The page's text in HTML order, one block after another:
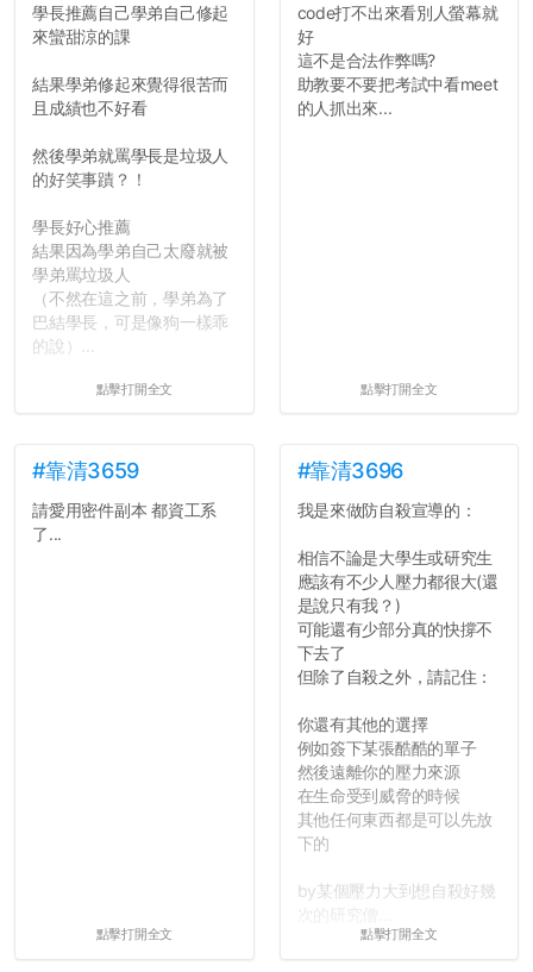
關，就當最後一天發個牢騷
吧XD，祝學弟妹們修課順利
學長推薦自己學弟自己修起
來蠻甜涼的課
結果學弟修起來覺得很苦而
且成績也不好看
然後學弟就罵學長是垃圾人
的好笑事蹟？！
學長好心推薦
結果因為學弟自己太廢就被
學弟罵垃圾人
（不然在這之前，學弟為了
巴結學長，可是像狗一樣乖
的說）...
點擊打開全文
code打不出來看別人螢幕就
好
這不是合法作弊嗎?
助教要不要把考試中看meet
的人抓出來...
點擊打開全文
#靠清3659
請愛用密件副本 都資工系
了...
點擊打開全文
#靠清3696
我是來做防自殺宣導的：
相信不論是大學生或研究生
應該有不少人壓力都很大(還
是說只有我？)
可能還有少部分真的快撐不
下去了
但除了自殺之外，請記住：
你還有其他的選擇
例如簽下某張酷酷的單子
然後遠離你的壓力來源
在生命受到威脅的時候
其他任何東西都是可以先放
下的
by某個壓力大到想自殺好幾
點擊打開全文